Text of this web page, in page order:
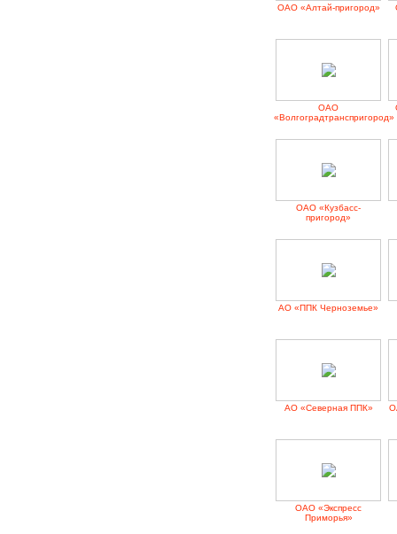
ОАО «Алтай-пригород»
ОАО
«Волгоградтранспригород»
ОАО «Кузбасс-
пригород»
АО «ППК Черноземье»
АО «Северная ППК»
ОАО «Экспресс
Приморья»